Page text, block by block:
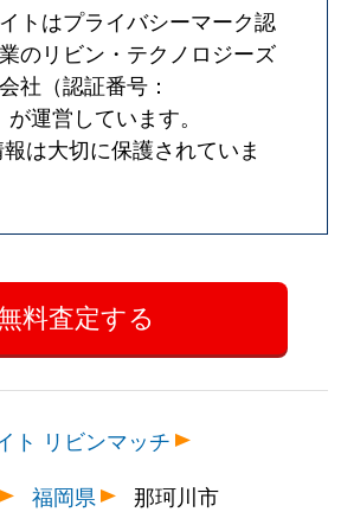
トはプライバシーマーク認
のリビン・テクノロジーズ
社（認証番号：
が運営しています。
は大切に保護されていま
ト リビンマッチ
福岡県 那珂川市